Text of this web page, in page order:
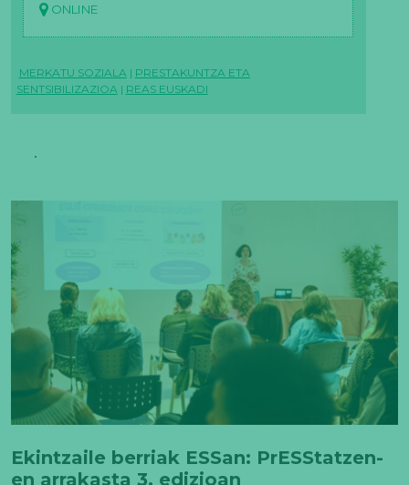
ONLINE
MERKATU SOZIALA | PRESTAKUNTZA ETA
SENTSIBILIZAZIOA | REAS EUSKADI
Ekintzaile berriak ESSan: PrESStatzen-
en arrakasta 3. edizioan